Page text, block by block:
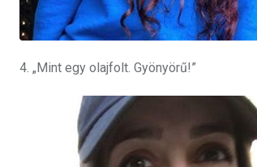
4. „Mint egy olajfolt. Gyönyörű!”